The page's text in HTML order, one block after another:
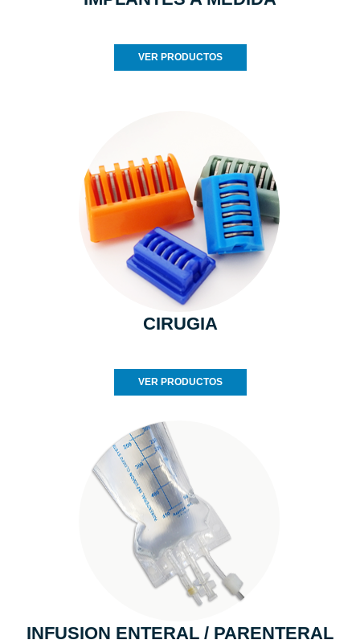
VER PRODUCTOS
CIRUGIA
VER PRODUCTOS
INFUSION ENTERAL / PARENTERAL